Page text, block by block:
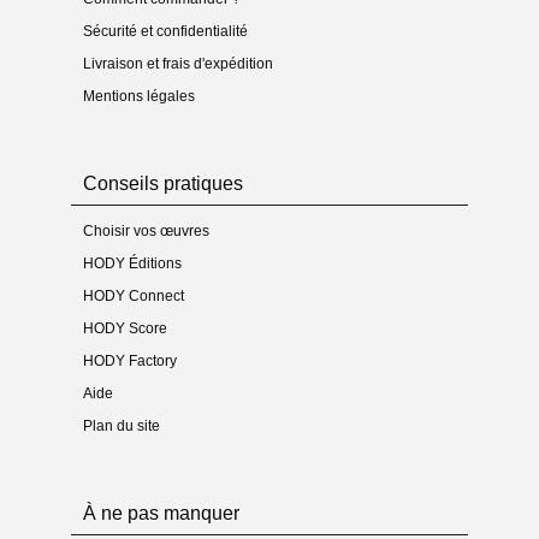
Sécurité et confidentialité
Livraison et frais d'expédition
Mentions légales
Conseils pratiques
Choisir vos œuvres
HODY Éditions
HODY Connect
HODY Score
HODY Factory
Aide
Plan du site
À ne pas manquer